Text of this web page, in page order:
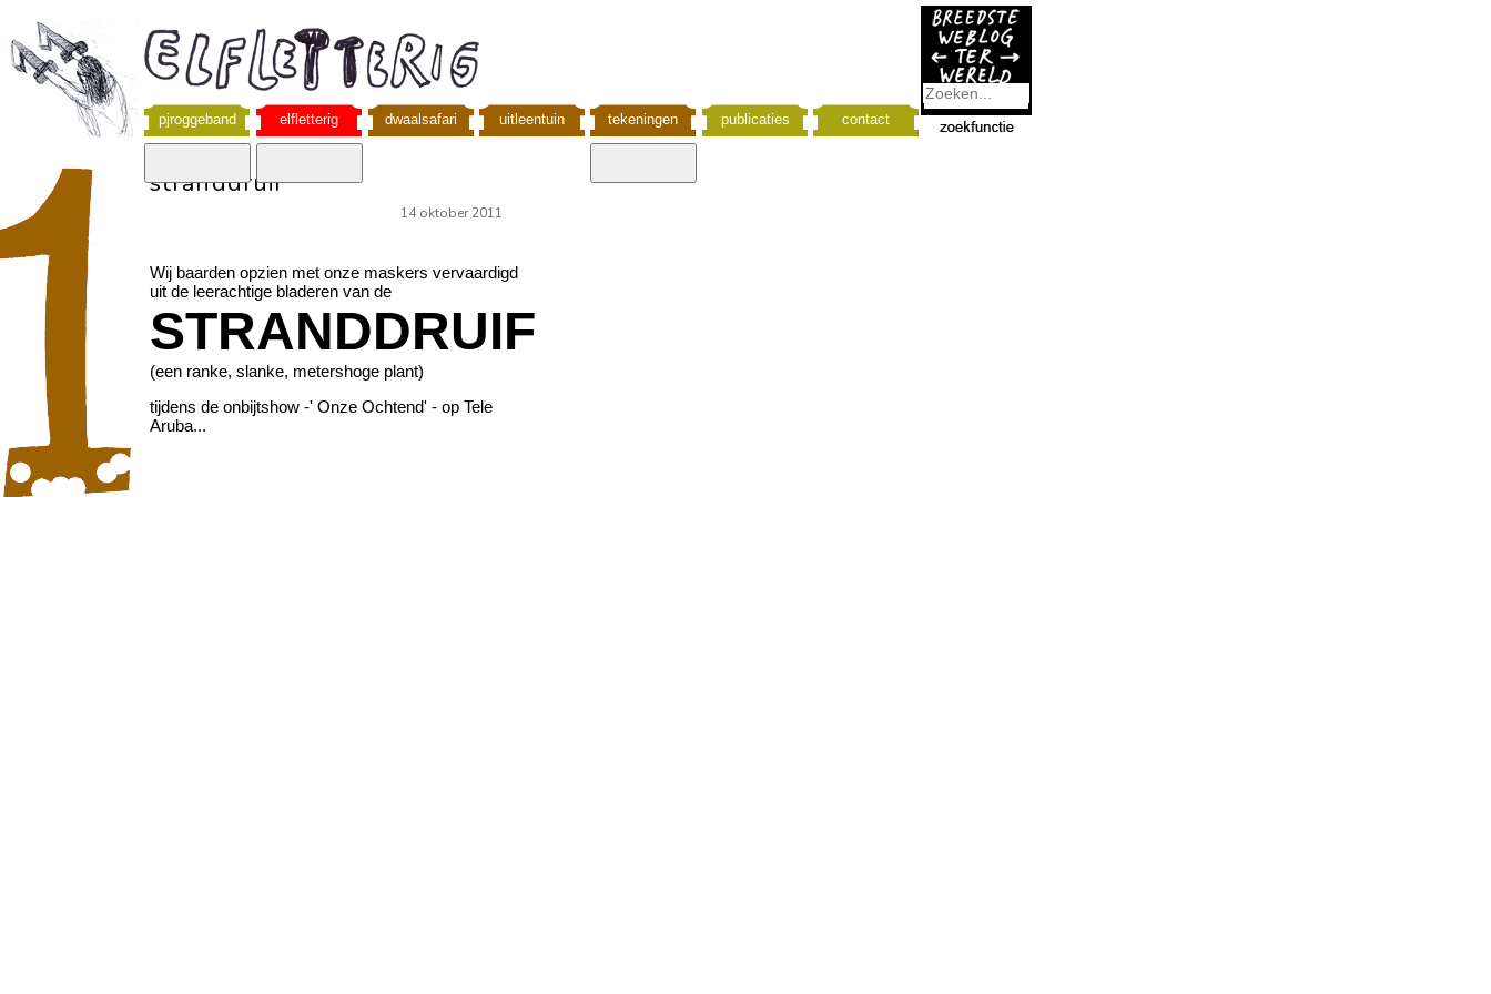
pjroggeband elfletterig dwaalsafari uitleentuin tekeningen publicaties contact
stranddruif
14 oktober 2011
Wij baarden opzien met onze maskers vervaardigd
uit de leerachtige bladeren van de
STRANDDRUIF
(een ranke, slanke, metershoge plant)
tijdens de onbijtshow -' Onze Ochtend' - op Tele
Aruba...